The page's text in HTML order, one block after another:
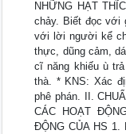
NHỮNG HẠT
chảy. Biết đọc với
với lời người kể
thực, dũng cảm,
cĩ năng khiếu ù
thà. * KNS: Xác
phê phán. II.
CÁC HOẠT
ĐỘNG CỦA HS 1.